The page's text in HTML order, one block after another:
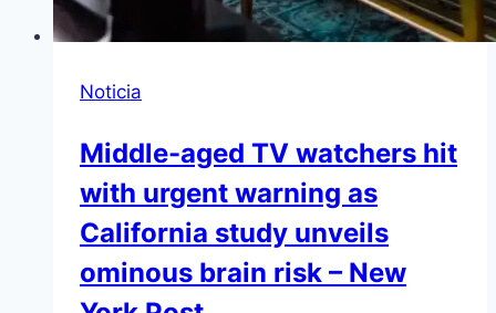
Noticia
Middle-aged TV watchers hit
with urgent warning as
California study unveils
ominous brain risk – New